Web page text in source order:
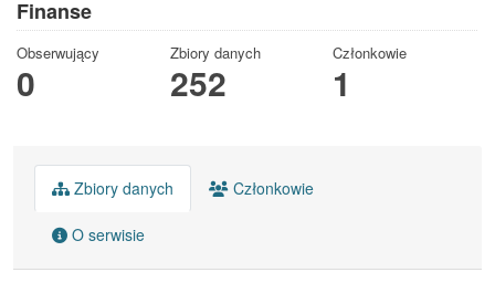
Finanse
Obserwujący
0
Zbiory danych
252
Członkowie
1
Zbiory danych Członkowie
O serwisie